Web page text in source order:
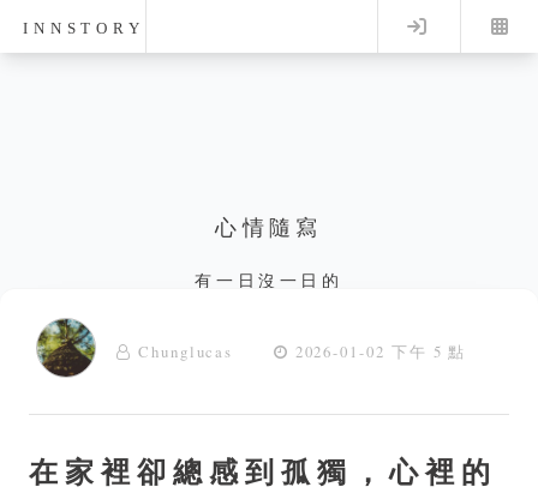
INNSTORY Log in
心情隨寫
有一日沒一日的
Chunglucas 2026-01-02 下午 5 點
在家裡卻總感到孤獨，心裡的